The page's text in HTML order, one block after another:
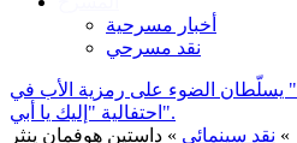
أخبار مسرحية
نقد مسرحي
يسلّطان الضوء على رمزية الأب في
احتفالية "إليك يا أبي".
» نقد سينمائي » داستين هوفمان ينثر